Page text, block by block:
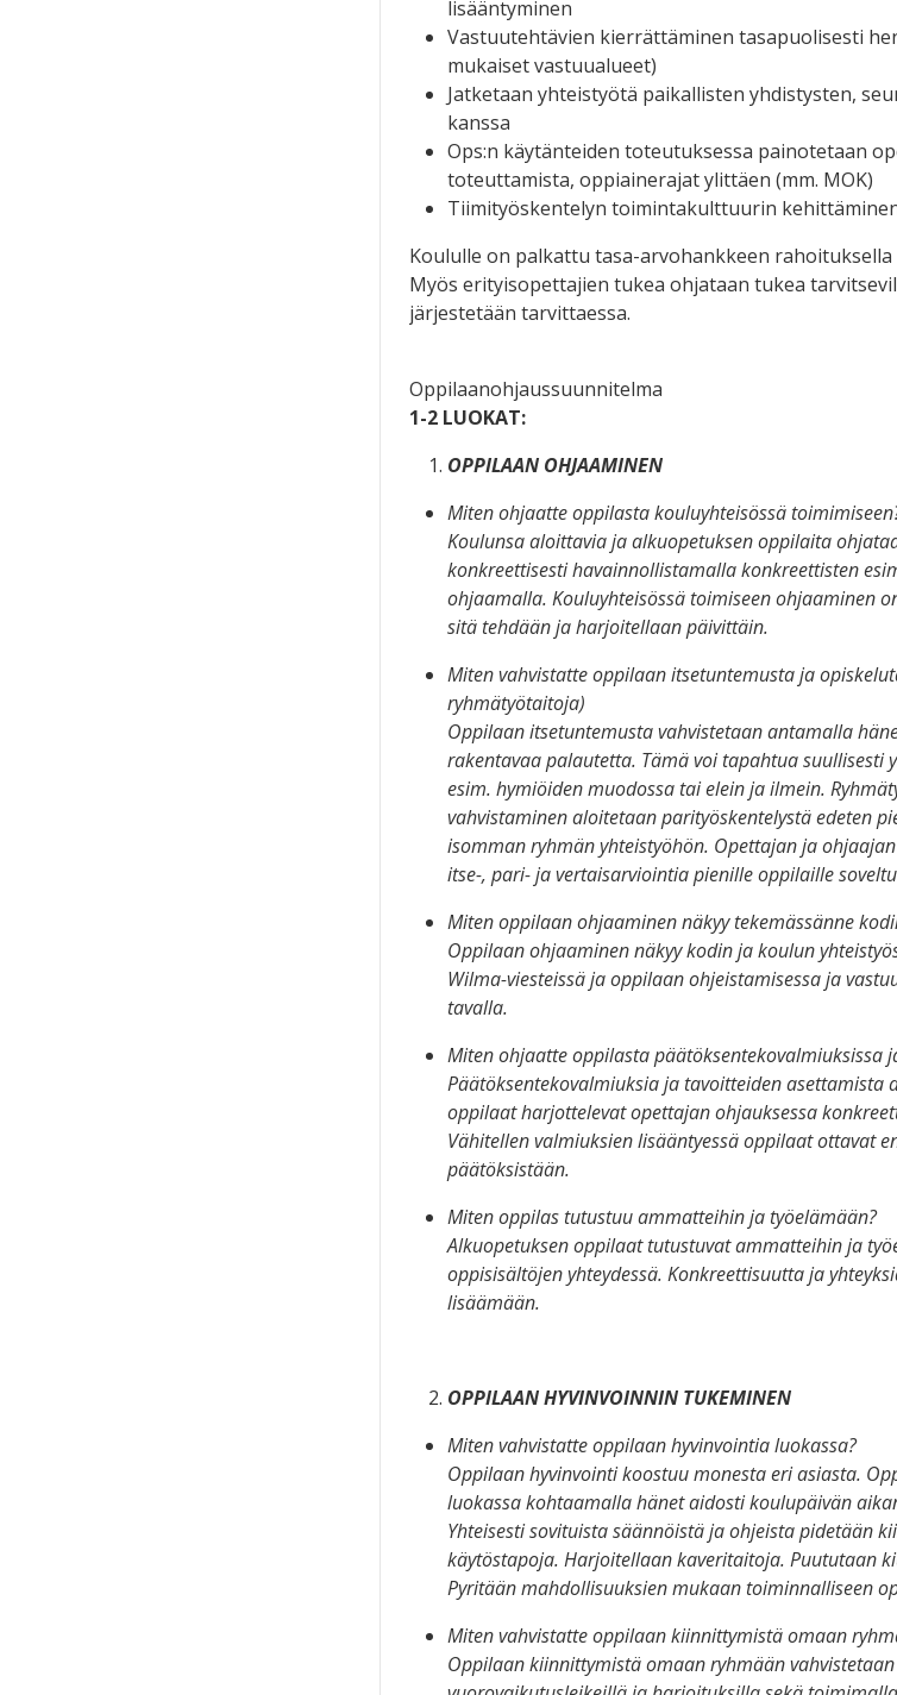
lisääntyminen
Vastuutehtävien kierrättäminen tasapuolisesti
mukaiset vastuualueet)
Jatketaan yhteistyötä paikallisten yhdistysten,
kanssa
Ops:n käytänteiden toteutuksessa painotetaan
toteuttamista, oppiainerajat ylittäen (mm. MOK)
Tiimityöskentelyn toimintakulttuurin
Koululle on palkattu tasa-arvohankkeen
Myös erityisopettajien tukea ohjataan tukea
järjestetään tarvittaessa.
Oppilaanohjaussuunnitelma
1-2 LUOKAT:
OPPILAAN OHJAAMINEN
Miten ohjaatte oppilasta kouluyhteisössä
Koulunsa aloittavia ja alkuopetuksen oppilaita
konkreettisesti havainnollistamalla konkreettisten
ohjaamalla. Kouluyhteisössä toimiseen ohjaaminen
sitä tehdään ja harjoitellaan päivittäin.
Miten vahvistatte oppilaan itsetuntemusta ja
ryhmätyötaitoja)
Oppilaan itsetuntemusta vahvistetaan antamalla
rakentavaa palautetta. Tämä voi tapahtua suullisesti
esim. hymiöiden muodossa tai elein ja ilmein.
vahvistaminen aloitetaan parityöskentelystä edeten
isomman ryhmän yhteistyöhön. Opettajan ja
itse-, pari- ja vertaisarviointia pienille oppilaille
Miten oppilaan ohjaaminen näkyy tekemässänne
Oppilaan ohjaaminen näkyy kodin ja koulun
Wilma-viesteissä ja oppilaan ohjeistamisessa ja
tavalla.
Miten ohjaatte oppilasta päätöksentekovalmiuksissa
Päätöksentekovalmiuksia ja tavoitteiden asettamista
oppilaat harjottelevat opettajan ohjauksessa
Vähitellen valmiuksien lisääntyessä oppilaat ottavat
päätöksistään.
Miten oppilas tutustuu ammatteihin ja työelämään?
Alkuopetuksen oppilaat tutustuvat ammatteihin ja
oppisisältöjen yhteydessä. Konkreettisuutta ja
lisäämään.
OPPILAAN HYVINVOINNIN TUKEMINEN
Miten vahvistatte oppilaan hyvinvointia luokassa?
Oppilaan hyvinvointi koostuu monesta eri asiasta.
luokassa kohtaamalla hänet aidosti koulupäivän
Yhteisesti sovituista säännöistä ja ohjeista pidetään
käytöstapoja. Harjoitellaan kaveritaitoja. Puututaan
Pyritään mahdollisuuksien mukaan toiminnalliseen
Miten vahvistatte oppilaan kiinnittymistä omaan
Oppilaan kiinnittymistä omaan ryhmään